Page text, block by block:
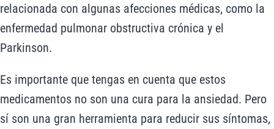
relacionada con algunas afecciones médicas, como la
enfermedad pulmonar obstructiva crónica y el
Parkinson.
Es importante que tengas en cuenta que estos
medicamentos no son una cura para la ansiedad. Pero
sí son una gran herramienta para reducir sus síntomas,